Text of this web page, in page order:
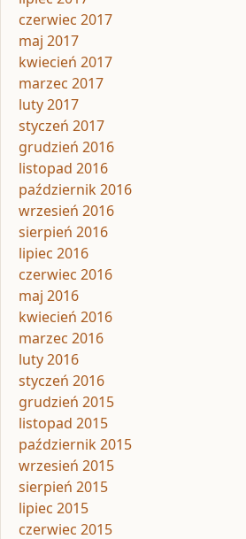
czerwiec 2017
maj 2017
kwiecień 2017
marzec 2017
luty 2017
styczeń 2017
grudzień 2016
listopad 2016
październik 2016
wrzesień 2016
sierpień 2016
lipiec 2016
czerwiec 2016
maj 2016
kwiecień 2016
marzec 2016
luty 2016
styczeń 2016
grudzień 2015
listopad 2015
październik 2015
wrzesień 2015
sierpień 2015
lipiec 2015
czerwiec 2015